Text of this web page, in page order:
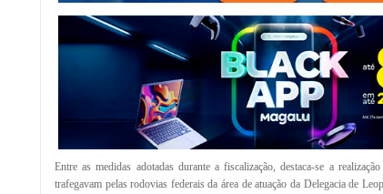
Entre as medidas adotadas durante a fiscalização, destaca-se a
trafegavam pelas rodovias federais da área de atuação da Delegacia de